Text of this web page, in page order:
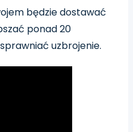
będzie dostawać
ponad 20
uzbrojenie.